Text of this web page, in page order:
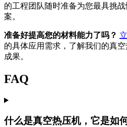
的工程团队随时准备为您最具挑
案。
准备好提高您的材料能力了吗？
的具体应用需求，了解我们的真
成果。
FAQ
什么是真空热压机，它是如